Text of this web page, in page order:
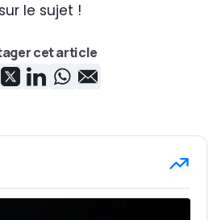
le sujet !
cet article